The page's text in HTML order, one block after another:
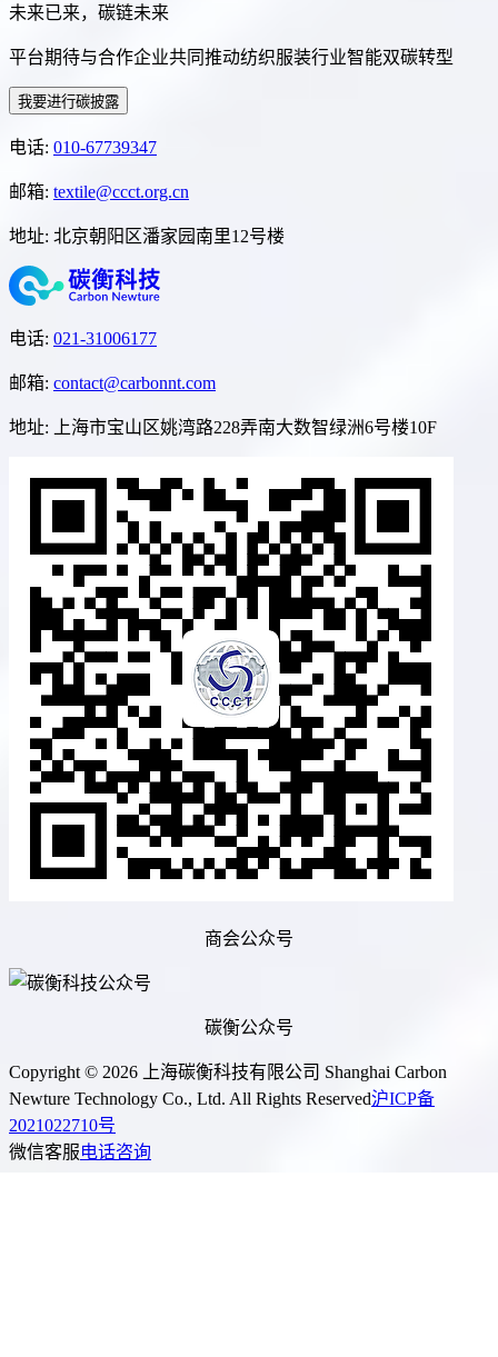
未来已来，碳链未来
平台期待与合作企业共同推动纺织服装行业智能双碳转型
我要进行碳披露
电话: 010-67739347
邮箱: textile@ccct.org.cn
地址: 北京朝阳区潘家园南里12号楼
电话: 021-31006177
邮箱: contact@carbonnt.com
地址: 上海市宝山区姚湾路228弄南大数智绿洲6号楼10F
商会公众号
碳衡公众号
Copyright © 2026 上海碳衡科技有限公司 Shanghai Carbon
Newture Technology Co., Ltd. All Rights Reserved沪ICP备
2021022710号
微信客服电话咨询